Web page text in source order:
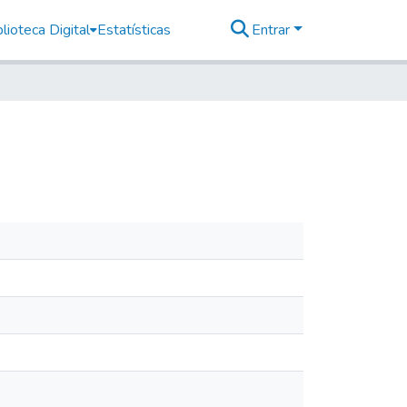
Digital Estatísticas Entrar